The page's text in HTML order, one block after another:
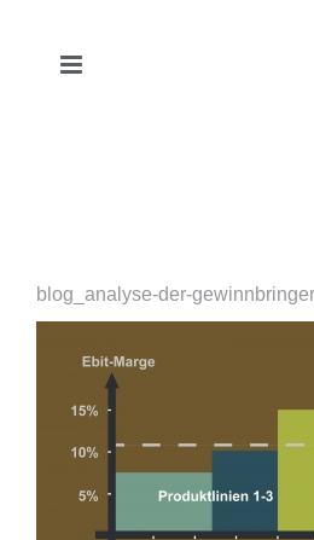
blog_analyse-der-gewinnbringer